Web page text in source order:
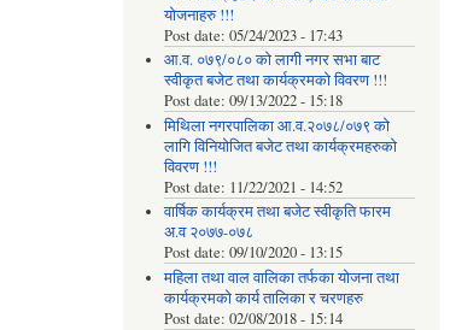
योजनाहरु !!!
Post date: 05/24/2023 - 17:43
आ.व. ०७९/०८० को लागी नगर सभा बाट
स्वीकृत बजेट तथा कार्यक्रमको विवरण !!!
Post date: 09/13/2022 - 15:18
मिथिला नगरपालिका आ.व.२०७८/०७९ को
लागि विनियोजित बजेट तथा कार्यक्रमहरुको
विवरण !!!
Post date: 11/22/2021 - 14:52
वार्षिक कार्यक्रम तथा बजेट स्वीकृति फारम
अ.व २०७७-०७८
Post date: 09/10/2020 - 13:15
महिला तथा वाल वालिका तर्फका याेजना तथा
कार्यक्रमकाे कार्य तालिका र चरणहरु
Post date: 02/08/2018 - 15:14